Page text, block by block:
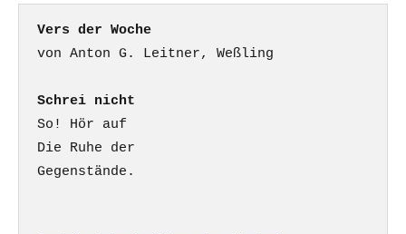
Vers der Woche
Schrei nicht
So! Hör auf
Die Ruhe der
Gegenstände.